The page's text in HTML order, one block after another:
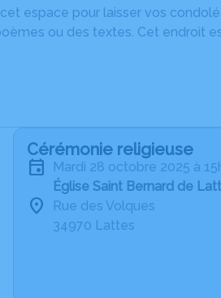
espace pour laisser vos
ou des textes. Cet endroit
Cérémonie religieuse
mardi 28 octobre 2025 à
Église Saint Bernard de
Rue des Volques
34970 Lattes